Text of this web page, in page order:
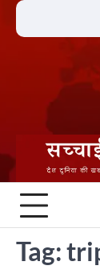
Skip
Tag: